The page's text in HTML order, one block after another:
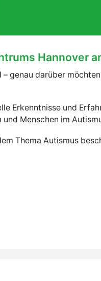
Hannover
genau darüber
Erkenntnisse und
Menschen im
Thema Autismus